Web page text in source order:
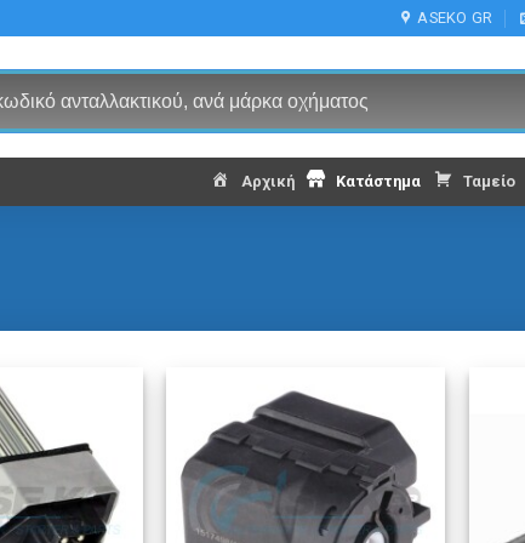
ASEKO GR
Αρχική Κατάστημα Ταμείο